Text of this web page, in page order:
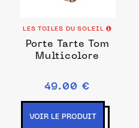
LES TOILES DU SOLEIL
Porte Tarte Tom
Multicolore
49.00 €
VOIR LE PRODUIT